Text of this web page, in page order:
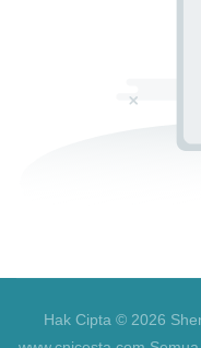
Hak Cipta © 2026